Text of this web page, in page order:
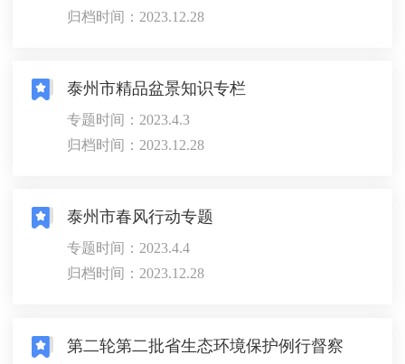
归档时间：2023.12.28
泰州市精品盆景知识专栏
专题时间：2023.4.3
归档时间：2023.12.28
泰州市春风行动专题
专题时间：2023.4.4
归档时间：2023.12.28
第二轮第二批省生态环境保护例行督察